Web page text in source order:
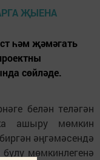
һәм җәмәгать
сөйләде.
белән теләгән
ашыру мөмкин
әңгәмәсендә
мөмкинлегенә